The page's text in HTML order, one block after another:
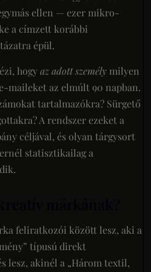
ellen — ezer mikro-
a címzett korábbi
épül.
hogyaz adott személy milyen
maileket az elmúlt 90 napban.
tartalmazókra? Sürgető
A rendszer ezeket a
céljával, és olyan tárgysort
statisztikailag a
feliratkozói között lesz, aki a
típusú direkt
lesz, akinél a „Három textil,